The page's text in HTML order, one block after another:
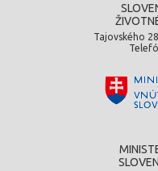
Tajovského